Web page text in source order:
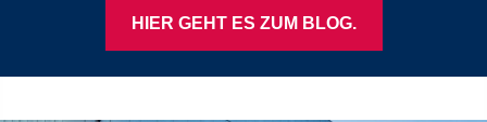
HIER GEHT ES ZUM BLOG.